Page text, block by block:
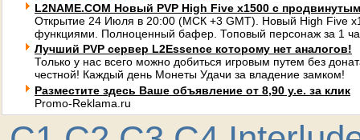
L2NAME.COM Новый PVP High Five x1500 с
Открытие 24 Июля в 20:00 (МСК +3 GMT). Новый High Five
функциями. Полноценный бафер. Топовый персонаж за 1
Лучший PVP сервер L2Essence которому нет аналогов!
Только у нас всего можно добиться игровым путем без
честной! Каждый день Монеты Удачи за владение замком!
Разместите здесь Ваше объявление от 8,90 у.е. за клик
Promo-Reklama.ru